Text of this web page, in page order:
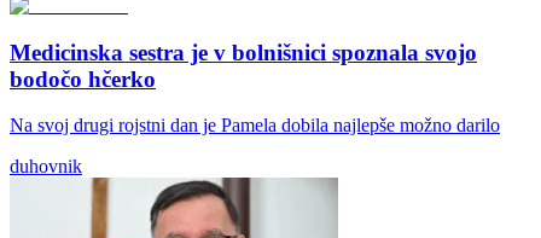
Medicinska sestra je v bolnišnici spoznala svojo
bodočo hčerko
Na svoj drugi rojstni dan je Pamela dobila najlepše možno darilo
duhovnik